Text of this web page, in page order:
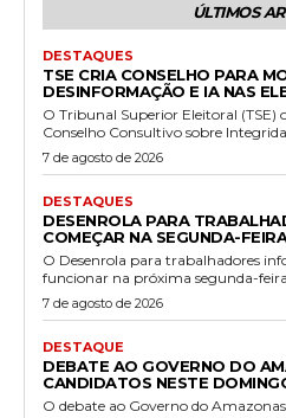
ÚLTIMOS
DESTAQUES
TSE CRIA CONSELHO PARA
DESINFORMAÇÃO E IA NAS
O Tribunal Superior Eleitoral (TSE)
Conselho Consultivo sobre
7 de agosto de 2026
DESTAQUES
DESENROLA PARA
COMEÇAR NA SEGUNDA-FEIRA
O Desenrola para trabalhadores
funcionar na próxima segunda-feira
7 de agosto de 2026
DESTAQUE
DEBATE AO GOVERNO DO
CANDIDATOS NESTE
O debate ao Governo do